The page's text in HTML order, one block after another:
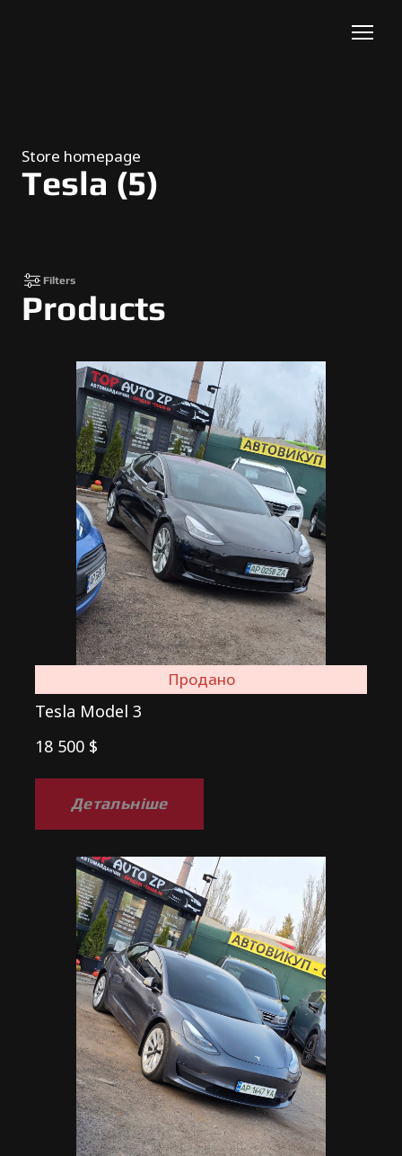
Store homepage
Tesla (5)
Filters
Products
Продано
Tesla Model 3
18 500 $
Детальніше